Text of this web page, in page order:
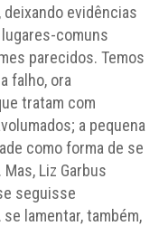
evidências
comuns
parecidos. Temos
falho, ora
tratam com
a pequena
como forma de se
Liz Garbus
seguisse
lamentar, também,